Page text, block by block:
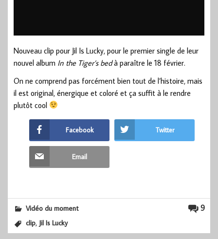
Nouveau clip pour Jil Is Lucky, pour le premier single de leur
nouvel album In the Tiger’s bedà paraître le 18 février.
On ne comprend pas forcément bien tout de l’histoire, mais
il est original, énergique et coloré et ça suffit à le rendre
plutôt cool
Facebook Twitter
Email
9
Vidéo du moment
clip, Jil Is Lucky